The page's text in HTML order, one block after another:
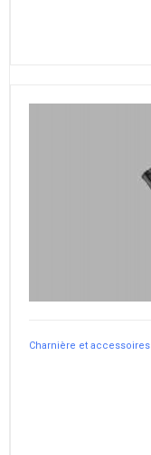
Charnière et accessoires